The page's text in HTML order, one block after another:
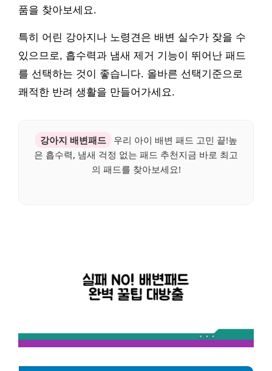
품을 찾아보세요.
특히 어린 강아지나 노령견은 배변 실수가 잦을 수
있으므로, 흡수력과 냄새 제거 기능이 뛰어난 패드
를 선택하는 것이 좋습니다. 올바른 선택기준으로
쾌적한 반려 생활을 만들어가세요.
강아지 배변패드
우리 아이 배변 패드 고민 끝!높
은 흡수력, 냄새 걱정 없는 패드 추천지금 바로 최고
의 패드를 찾아보세요!